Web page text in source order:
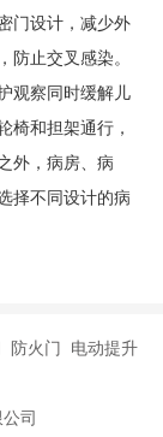
门设计，减少外
防止交叉感染。
观察同时缓解儿
椅和担架通行，
外，病房、病
择不同设计的病
防火门 电动提升
司